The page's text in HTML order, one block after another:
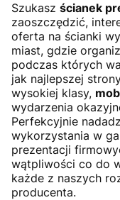
Szukasz ścianek
zaoszczędzić,
oferta na ścianki
miast, gdzie
podczas których
jak najlepszej
wysokiej klasy,
wydarzenia
Perfekcyjnie
wykorzystania w
prezentacji
wątpliwości co do
każde z naszych
producenta.